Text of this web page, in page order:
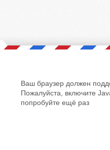
Ваш браузер должен
Пожалуйста, включите
попробуйте ещё раз